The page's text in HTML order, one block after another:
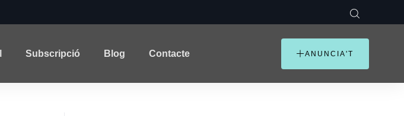
Subscripció Blog Contacte ANUNCIA'T